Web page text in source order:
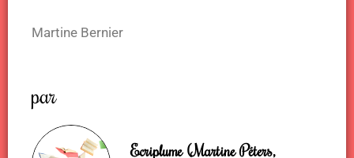
Martine Bernier
par
Ecriplume (Martine Péters,